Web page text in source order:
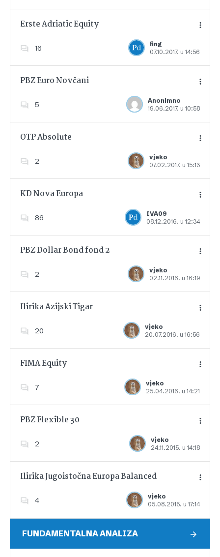
Erste Adriatic Equity
16
fing
07.10.2017. u 14:56
Dodajte u favorite
PBZ Euro Novčani
5
Anonimno
19.06.2017. u 10:58
Dodajte u favorite
OTP Absolute
2
vjeko
07.02.2017. u 15:13
Dodajte u favorite
KD Nova Europa
86
IVA09
08.12.2016. u 12:34
Dodajte u favorite
PBZ Dollar Bond fond 2
2
vjeko
02.11.2016. u 16:19
Dodajte u favorite
Ilirika Azijski Tigar
20
vjeko
20.07.2016. u 16:56
Dodajte u favorite
FIMA Equity
7
vjeko
25.04.2016. u 14:21
Dodajte u favorite
PBZ Flexible 30
2
vjeko
24.11.2015. u 14:18
Dodajte u favorite
Ilirika Jugoistočna Europa Balanced
4
vjeko
05.08.2015. u 17:14
Dodajte u favorite
FUNDAMENTALNA ANALIZA